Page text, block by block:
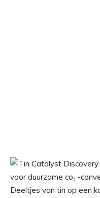
Deeltjes van tin op een